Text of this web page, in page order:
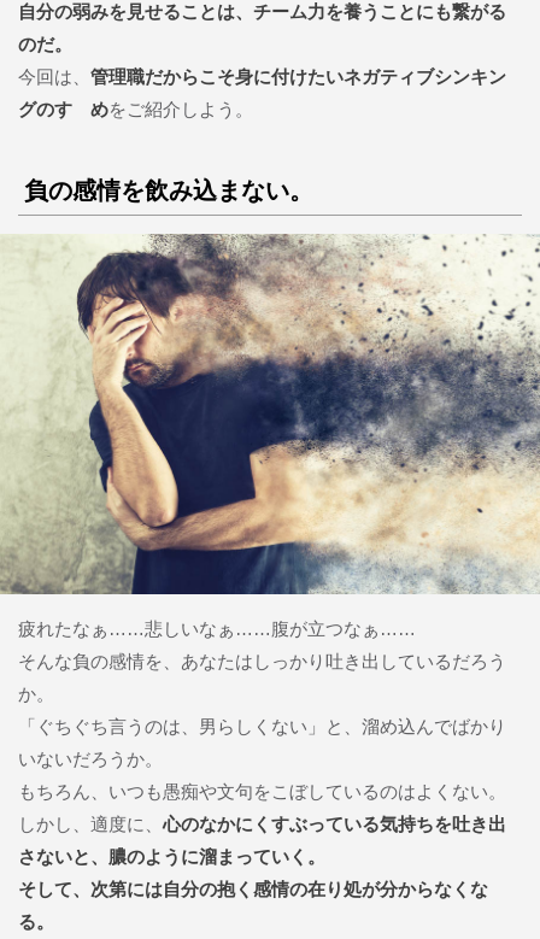
自分の弱みを見せることは、チーム力を養うことにも繋がる
のだ。
今回は、 管理職だからこそ身に付けたいネガティブシンキン
グのすゝめをご紹介しよう。
負の感情を飲み込まない。
疲れたなぁ……悲しいなぁ……腹が立つなぁ……
そんな負の感情を、あなたはしっかり吐き出しているだろう
か。
「ぐちぐち言うのは、男らしくない」と、溜め込んでばかり
いないだろうか。
もちろん、いつも愚痴や文句をこぼしているのはよくない。
しかし、適度に、心のなかにくすぶっている気持ちを吐き出
さないと、膿のように溜まっていく。
そして、次第には自分の抱く感情の在り処が分からなくな
る。